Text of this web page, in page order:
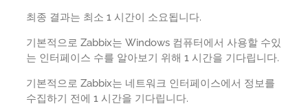
최종 결과는 최소 1 시간이 소요됩니다.
기본적으로 Zabbix는 Windows 컴퓨터에서 사용할 수있
는 인터페이스 수를 알아보기 위해 1 시간을 기다립니다.
기본적으로 Zabbix는 네트워크 인터페이스에서 정보를
수집하기 전에 1 시간을 기다립니다.